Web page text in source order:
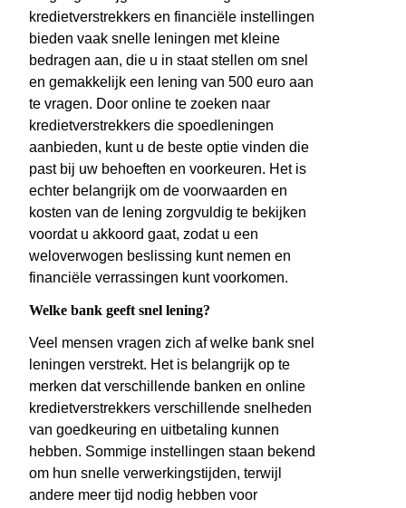
kredietverstrekkers en financiële instellingen
bieden vaak snelle leningen met kleine
bedragen aan, die u in staat stellen om snel
en gemakkelijk een lening van 500 euro aan
te vragen. Door online te zoeken naar
kredietverstrekkers die spoedleningen
aanbieden, kunt u de beste optie vinden die
past bij uw behoeften en voorkeuren. Het is
echter belangrijk om de voorwaarden en
kosten van de lening zorgvuldig te bekijken
voordat u akkoord gaat, zodat u een
weloverwogen beslissing kunt nemen en
financiële verrassingen kunt voorkomen.
Welke bank geeft snel lening?
Veel mensen vragen zich af welke bank snel
leningen verstrekt. Het is belangrijk op te
merken dat verschillende banken en online
kredietverstrekkers verschillende snelheden
van goedkeuring en uitbetaling kunnen
hebben. Sommige instellingen staan bekend
om hun snelle verwerkingstijden, terwijl
andere meer tijd nodig hebben voor